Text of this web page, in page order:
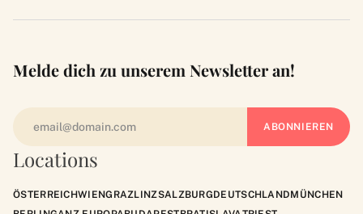
Locations
ÖSTERREICHWIENGRAZLINZSALZBURGDEUTSCHLANDMÜNCHEN
Melde dich zu unserem Newsletter an!